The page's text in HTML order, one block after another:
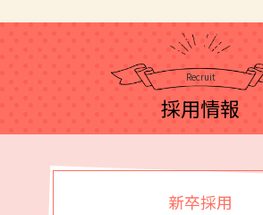
Recruit
採用情報
新卒採用